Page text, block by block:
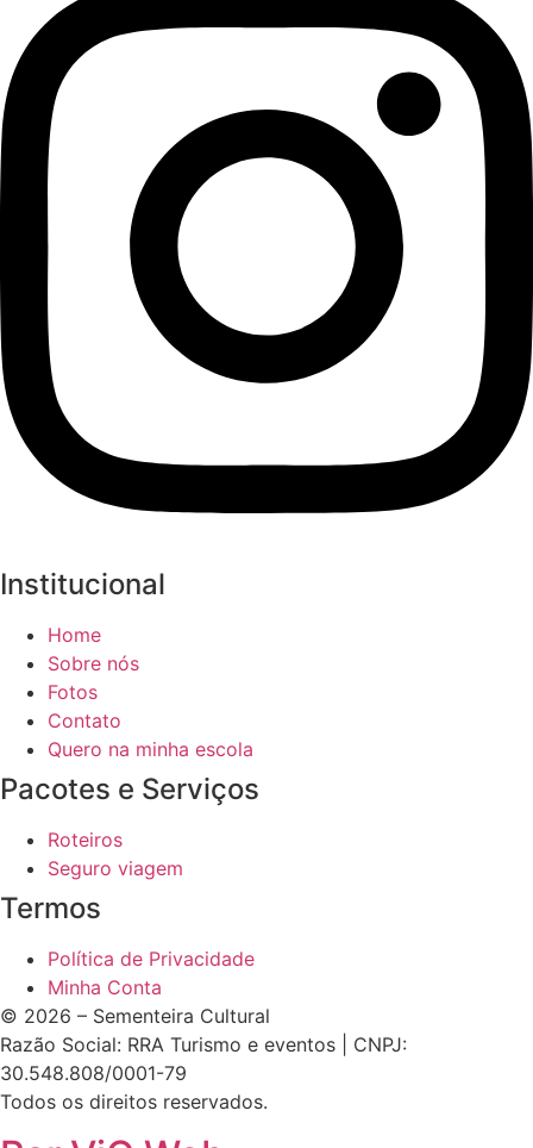
Institucional
Home
Sobre nós
Fotos
Contato
Quero na minha escola
Pacotes e Serviços
Roteiros
Seguro viagem
Termos
Política de Privacidade
Minha Conta
© 2026 – Sementeira Cultural
Razão Social: RRA Turismo e eventos | CNPJ:
30.548.808/0001-79
Todos os direitos reservados.